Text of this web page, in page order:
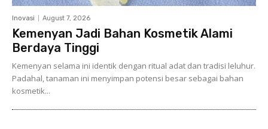
Inovasi August 7, 2026
Kemenyan Jadi Bahan Kosmetik Alami
Berdaya Tinggi
Kemenyan selama ini identik dengan ritual adat dan tradisi leluhur.
Padahal, tanaman ini menyimpan potensi besar sebagai bahan
kosmetik...